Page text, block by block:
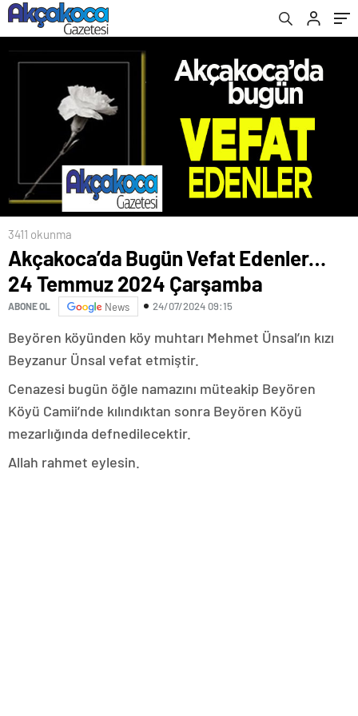
3411 okunma
Akçakoca’da Bugün Vefat Edenler…
24 Temmuz 2024 Çarşamba
ABONE OL News 24/07/2024 09:15
Beyören köyünden köy muhtarı Mehmet Ünsal’ın kızı
Beyzanur Ünsal vefat etmiştir.
Cenazesi bugün öğle namazını müteakip Beyören
Köyü Camii’nde kılındıktan sonra Beyören Köyü
mezarlığında defnedilecektir.
Allah rahmet eylesin.